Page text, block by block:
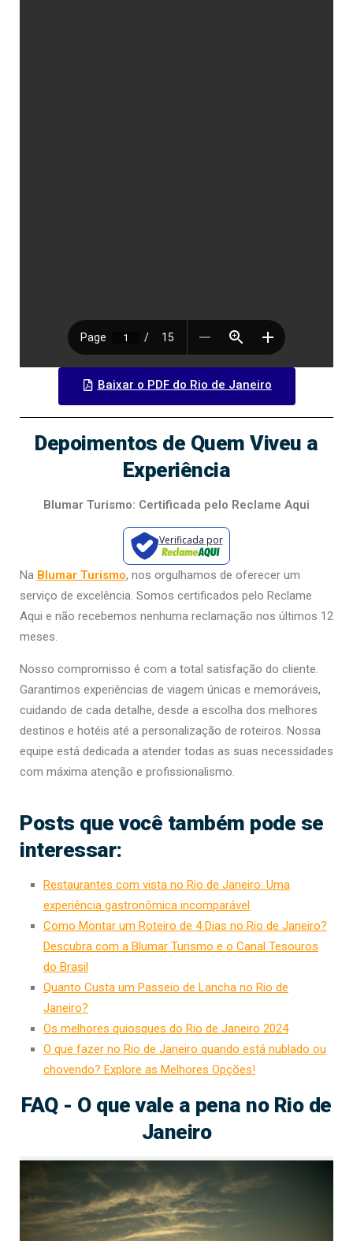
Baixar o PDF do Rio de Janeiro
Depoimentos de Quem Viveu a
Experiência
Blumar Turismo: Certificada pelo Reclame Aqui
Verificada por
Na Blumar Turismo, nos orgulhamos de oferecer um
serviço de excelência. Somos certificados pelo Reclame
Aqui e não recebemos nenhuma reclamação nos últimos 12
meses.
Nosso compromisso é com a total satisfação do cliente.
Garantimos experiências de viagem únicas e memoráveis,
cuidando de cada detalhe, desde a escolha dos melhores
destinos e hotéis até a personalização de roteiros. Nossa
equipe está dedicada a atender todas as suas necessidades
com máxima atenção e profissionalismo.
Posts que você também pode se
interessar:
Restaurantes com vista no Rio de Janeiro: Uma
experiência gastronômica incomparável
Como Montar um Roteiro de 4 Dias no Rio de Janeiro?
Descubra com a Blumar Turismo e o Canal Tesouros
do Brasil
Quanto Custa um Passeio de Lancha no Rio de
Janeiro?
Os melhores quiosques do Rio de Janeiro 2024
O que fazer no Rio de Janeiro quando está nublado ou
chovendo? Explore as Melhores Opções!
FAQ - O que vale a pena no Rio de
Janeiro